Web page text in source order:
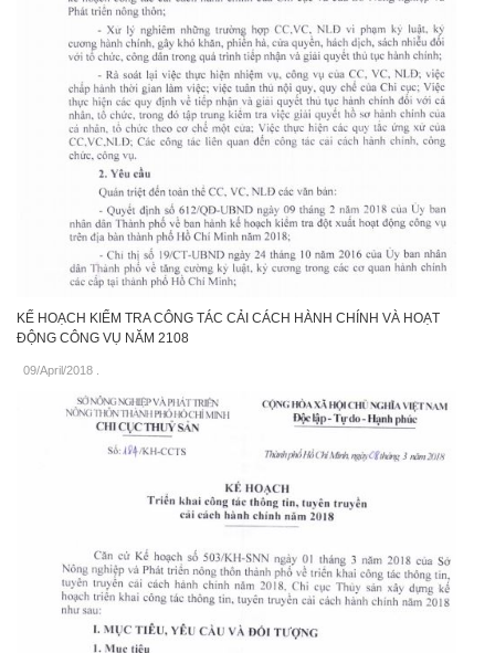
KẾ HOẠCH KIỂM TRA CÔNG TÁC CẢI CÁCH HÀNH CHÍNH VÀ HOẠT
ĐỘNG CÔNG VỤ NĂM 2108
09/April/2018